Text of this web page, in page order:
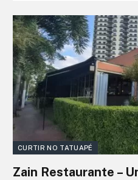
CURTIR NO TATUAPÉ
Zain Restaurante –